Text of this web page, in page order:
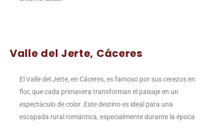
Valle del Jerte, Cáceres
El Valle del Jerte, en Cáceres, es famoso por sus cerezos en
flor, que cada primavera transforman el paisaje en un
espectáculo de color. Este destino es ideal para una
escapada rural romántica, especialmente durante la época